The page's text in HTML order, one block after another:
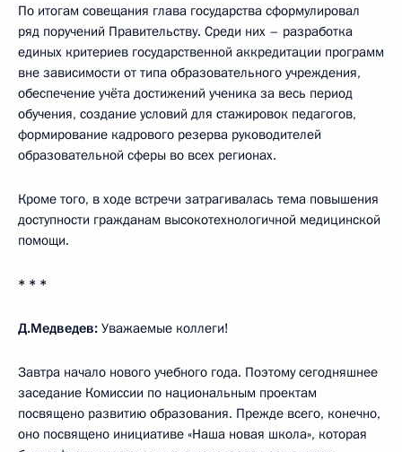
По итогам совещания глава государства сформулировал
ряд поручений Правительству. Среди них – разработка
единых критериев государственной аккредитации программ
вне зависимости от типа образовательного учреждения,
обеспечение учёта достижений ученика за весь период
обучения, создание условий для стажировок педагогов,
формирование кадрового резерва руководителей
образовательной сферы во всех регионах.
Кроме того, в ходе встречи затрагивалась тема повышения
доступности гражданам высокотехнологичной медицинской
помощи.
* * *
Д.Медведев: Уважаемые коллеги!
Завтра начало нового учебного года. Поэтому сегодняшнее
заседание Комиссии по национальным проектам
посвящено развитию образования. Прежде всего, конечно,
оно посвящено инициативе «Наша новая школа», которая